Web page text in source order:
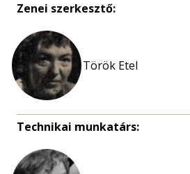
Zenei szerkesztő:
Török Etel
Technikai munkatárs: